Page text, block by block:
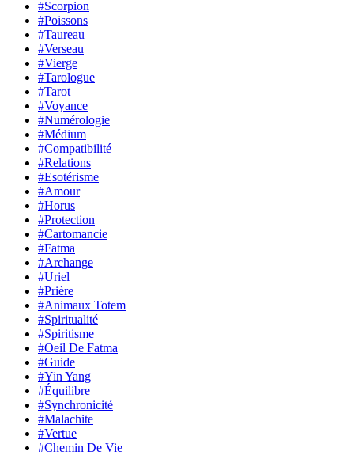
#Scorpion
#Poissons
#Taureau
#Verseau
#Vierge
#Tarologue
#Tarot
#Voyance
#Numérologie
#Médium
#Compatibilité
#Relations
#Esotérisme
#Amour
#Horus
#Protection
#Cartomancie
#Fatma
#Archange
#Uriel
#Prière
#Animaux Totem
#Spiritualité
#Spiritisme
#Oeil De Fatma
#Guide
#Yin Yang
#Équilibre
#Synchronicité
#Malachite
#Vertue
#Chemin De Vie